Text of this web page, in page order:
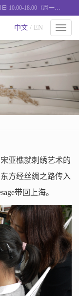
10:00-18:00（周一闭
18:00营业
切
换
航
中文 / EN
亚樵就刺绣艺术的
方经丝绸之路传入
带回上海。